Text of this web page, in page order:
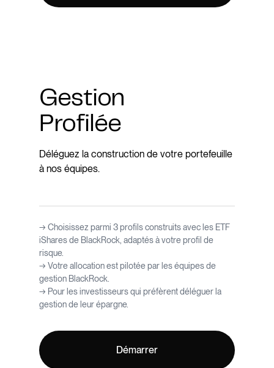
Gestion
Profilée
Déléguez la construction de votre portefeuille
à nos équipes.
→ Choisissez parmi 3 profils construits avec les ETF
iShares de BlackRock, adaptés à votre profil de
risque.
→ Votre allocation est pilotée par les équipes de
gestion BlackRock.
→ Pour les investisseurs qui préfèrent déléguer la
gestion de leur épargne.
Démarrer